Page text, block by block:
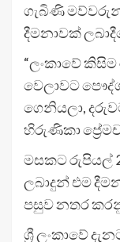
ගැබිණි මව්වරුන්
දීමනාවක්
“ලංකාවේ
වෙලාවට
ගෙනියලා,
හිරුණිකා
මසකට රුපියල්
ලබාදුන් එම
පසුව නතර
ශ්‍රී ලංකාවේ